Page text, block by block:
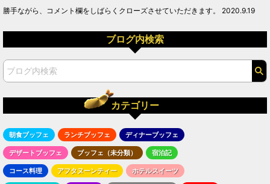
勝手ながら、コメント欄をしばらくクローズさせていただきます。 2020.9.19
ブログ内検索
カテゴリー
朝食ブッフェ ランチブッフェ ディナーブッフェ
デザートブッフェ ブッフェ（未分類） 宿泊記
コース料理 アフタヌーンティー ホテルスイーツ